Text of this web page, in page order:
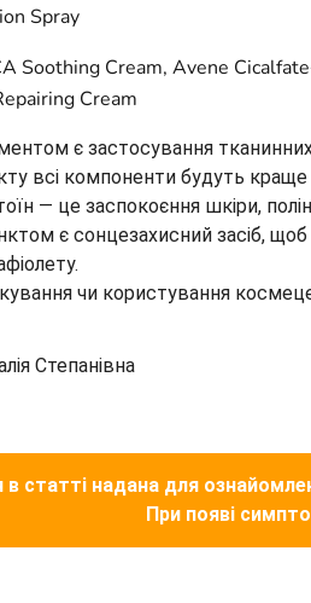
Spray
Soothing Cream, Avene
Cream
є застосування
всі компоненти будуть
— це заспокоєння шкіри,
є сонцезахисний засіб,
чи користування
Степанівна
в статті надана для
При появі